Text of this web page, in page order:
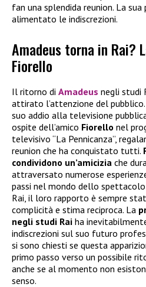
fan una splendida reunion. La sua
alimentato le indiscrezioni.
Amadeus torna in Rai?
Fiorello
Il ritorno di Amadeus negli studi
attirato l’attenzione del pubblico.
suo addio alla televisione
ospite dell’amico Fiorello nel
televisivo “La Pennicanza”,
reunion che ha conquistato tutti.
condividono un’amicizia che
attraversato numerose
passi nel mondo dello
Rai, il loro rapporto è sempre
complicità e stima reciproca. La
negli studi Rai ha
indiscrezioni sul suo futuro
si sono chiesti se questa
primo passo verso un possibile
anche se al momento non
senso.